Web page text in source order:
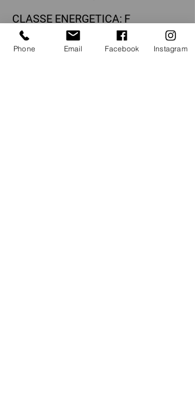
CLASSE ENERGETICA: F
Tel. 329.67.94.147
Phone Email Facebook Instagram